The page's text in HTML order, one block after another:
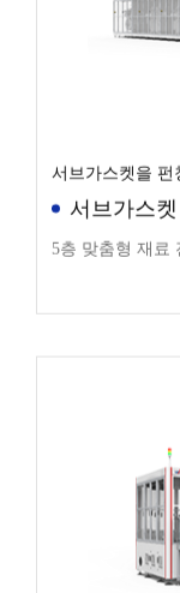
서브가스켓을 펀
서브가스
5층 맞춤형 재료